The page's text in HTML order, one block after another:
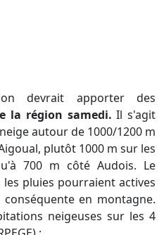
la région samedi. Il s'agit
autour de 1000/1200 m
plutôt 1000 m sur les
700 m côté Audois. Le
pluies pourraient actives
en montagne.
neigeuses sur les 4